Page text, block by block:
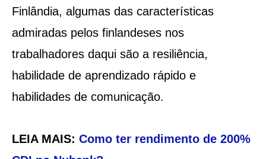
Finlândia, algumas das características
admiradas pelos finlandeses nos
trabalhadores daqui são a resiliência,
habilidade de aprendizado rápido e
habilidades de comunicação.
LEIA MAIS: Como ter rendimento de 200%